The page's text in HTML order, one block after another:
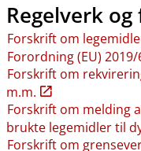
Regelverk
Forskrift om
Forordning (EU)
Forskrift om
m.m.
Forskrift om melding
brukte legemidler til
Forskrift om